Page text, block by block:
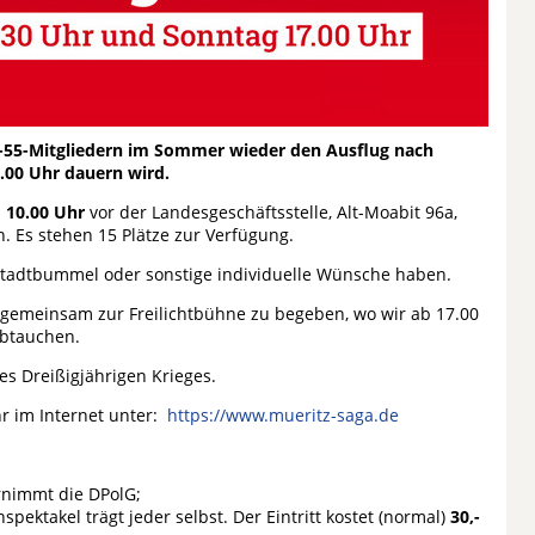
Mitgliedern im Sommer wieder den Ausflug nach
Uhr dauern wird.
10.00 Uhr vor der Landesgeschäftsstelle, Alt-Moabit 96a,
stehen 15 Plätze zur Verfügung.
oder sonstige individuelle Wünsche haben.
zur Freilichtbühne zu begeben, wo wir ab 17.00
Dreißigjährigen Krieges.
im Internet unter: https://www.mueritz-saga.de
die DPolG;
trägt jeder selbst. Der Eintritt kostet (normal) 30,-